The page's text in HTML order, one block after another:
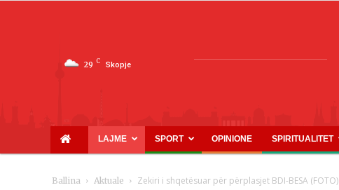
29 C Skopje
LAJME SPORT OPINIONE SPIRITUALITET
Ballina Aktuale Zekiri i shqetësuar për përplasjet BDI-BESA (FOTO)